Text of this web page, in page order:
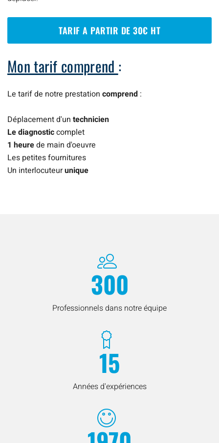
TARIF A PARTIR DE 30€ HT
Mon tarif comprend :
Le tarif de notre prestation comprend :
Déplacement d'un technicien
Le diagnosticcomplet
1 heurede main d'oeuvre
Les petites fournitures
Un interlocuteurunique
300
Professionnels dans notre équipe
15
Années d'expériences